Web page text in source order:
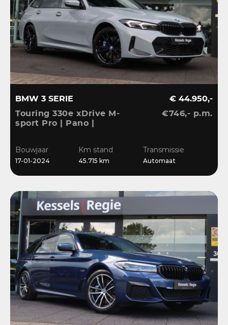
BMW 3 SERIE
Touring 330e xDrive M-
sport Pro | Pano |
Ambient | Sensoren
€ 44.950,-
€746,- p.m.
Bouwjaar
17-01-2024
Km stand
45.715 km
Transmissie
Automaat